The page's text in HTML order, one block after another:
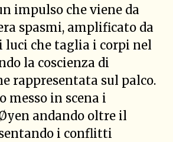
impulso che viene da
spasmi, amplificato da
luci che taglia i corpi nel
la coscienza di
rappresentata sul palco.
messo in scena i
andando oltre il
i conflitti